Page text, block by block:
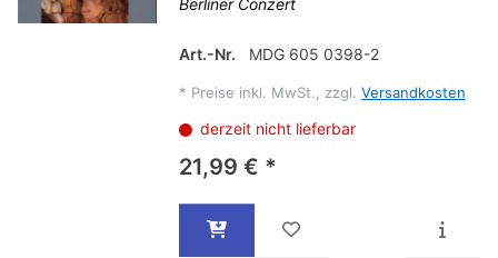
Art.-Nr. MDG 605 0398-2
* Preise inkl. MwSt., zzgl. Versandkosten
derzeit nicht lieferbar
21,99 € *